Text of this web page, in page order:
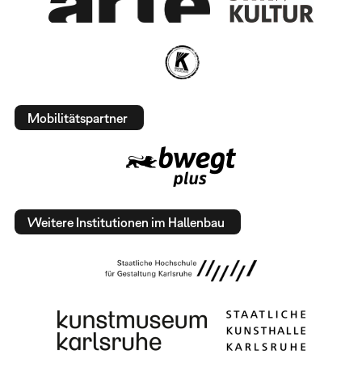
Mobilitätspartner
Weitere Institutionen im Hallenbau